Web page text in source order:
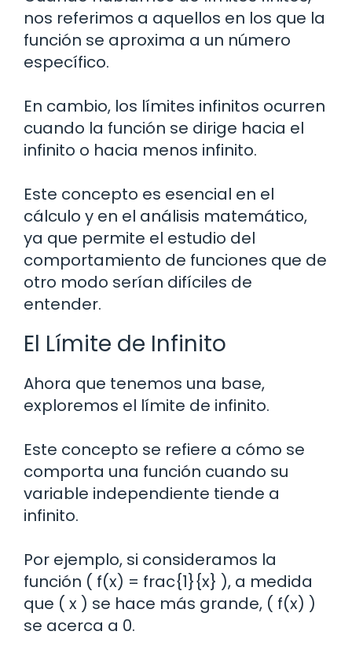
nos referimos a aquellos en los que la
función se aproxima a un número
específico.
En cambio, los límites infinitos ocurren
cuando la función se dirige hacia el
infinito o hacia menos infinito.
Este concepto es esencial en el
cálculo y en el análisis matemático,
ya que permite el estudio del
comportamiento de funciones que de
otro modo serían difíciles de
entender.
El Límite de Infinito
Ahora que tenemos una base,
exploremos el límite de infinito.
Este concepto se refiere a cómo se
comporta una función cuando su
variable independiente tiende a
infinito.
Por ejemplo, si consideramos la
función ( f(x) = frac{1}{x} ), a medida
que ( x ) se hace más grande, ( f(x) )
se acerca a 0.